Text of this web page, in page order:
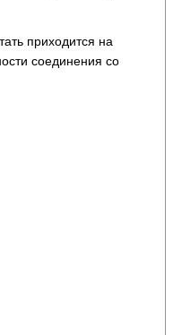
приходится на
соединения со